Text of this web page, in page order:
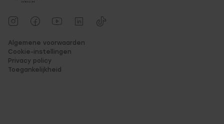
Algemene voorwaarden
Cookie-instellingen
Privacy policy
Toegankelijkheid